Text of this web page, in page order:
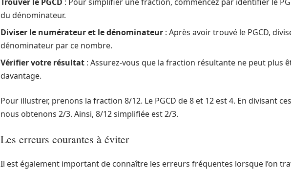
du dénominateur.
Diviser le numérateur et le dénominateur : Après avoir trouvé le PGCD,
dénominateur par ce nombre.
Vérifier votre résultat : Assurez-vous que la fraction résultante ne peut plus
davantage.
Pour illustrer, prenons la fraction 8/12. Le PGCD de 8 et 12 est 4. En divisant
nous obtenons 2/3. Ainsi, 8/12 simplifiée est 2/3.
Les erreurs courantes à éviter
Il est également important de connaître les erreurs fréquentes lorsque l’on